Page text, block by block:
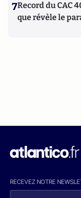
7Record du CAC
que révèle le
RECEVEZ NOTRE